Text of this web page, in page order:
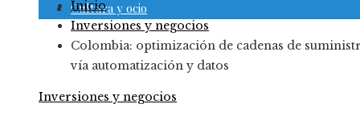
Cultura y ocio
Inicio
Inversiones y negocios
Colombia: optimización de cadenas de
vía automatización y datos
Inversiones y negocios